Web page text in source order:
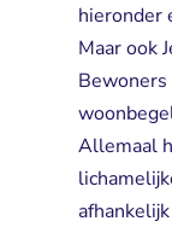
hieronder
Maar ook
Allemaal